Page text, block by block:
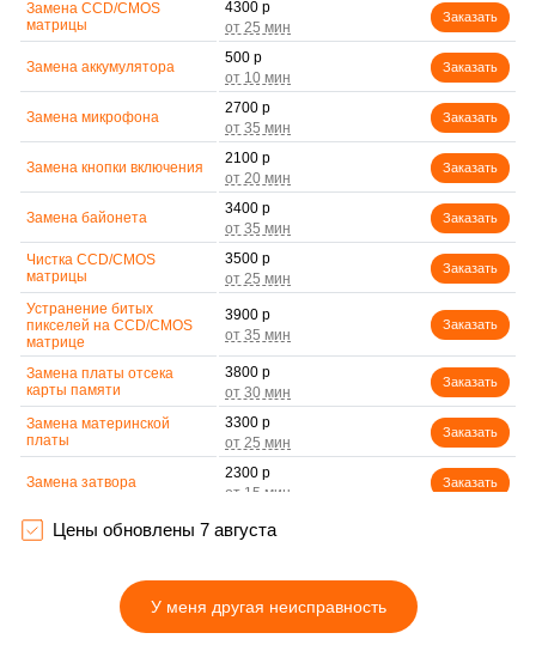
Замена CCD/CMOS
матрицы
4300 р
Заказать
Замена аккумулятора
500 р
Заказать
Замена микрофона
2700 р
Заказать
Замена кнопки включения
2100 р
Заказать
Замена байонета
3400 р
Заказать
Чистка CCD/CMOS
матрицы
3500 р
Заказать
Устранение битых
пикселей на CCD/CMOS
матрице
3900 р
Заказать
Замена платы отсека
карты памяти
3800 р
Заказать
Замена материнской
платы
3300 р
Заказать
Замена затвора
2300 р
Заказать
Замена корпуса
2200 р
Замена дисплея (экрана)
Цены обновлены 7 августа
У меня другая неисправность